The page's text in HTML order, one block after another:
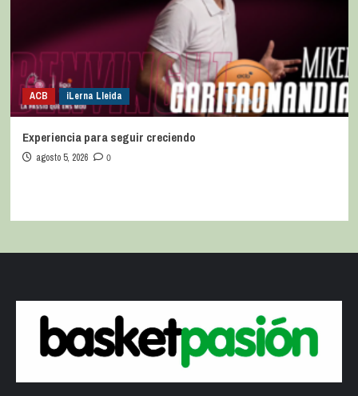
ACB iLerna Lleida
Experiencia para seguir creciendo
agosto 5, 2026 0